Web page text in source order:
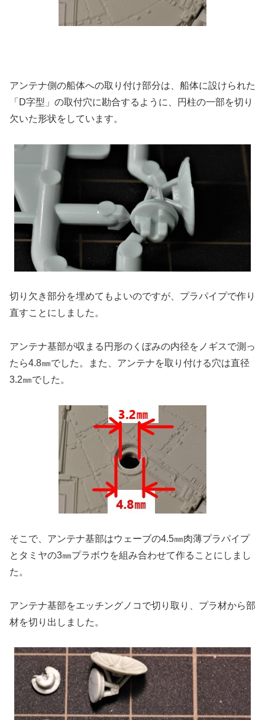
アンテナ側の船体への取り付け部分は、船体に設けられた
「D字型」の取付穴に勘合するように、円柱の一部を切り
欠いた形状をしています。
切り欠き部分を埋めてもよいのですが、プラパイプで作り
直すことにしました。
アンテナ基部が収まる円形のくぼみの内径をノギスで測っ
たら4.8㎜でした。また、アンテナを取り付ける穴は直径
3.2㎜でした。
そこで、アンテナ基部はウェーブの4.5㎜肉薄プラパイプ
とタミヤの3㎜プラボウを組み合わせて作ることにしまし
た。
アンテナ基部をエッチングノコで切り取り、プラ材から部
材を切り出しました。